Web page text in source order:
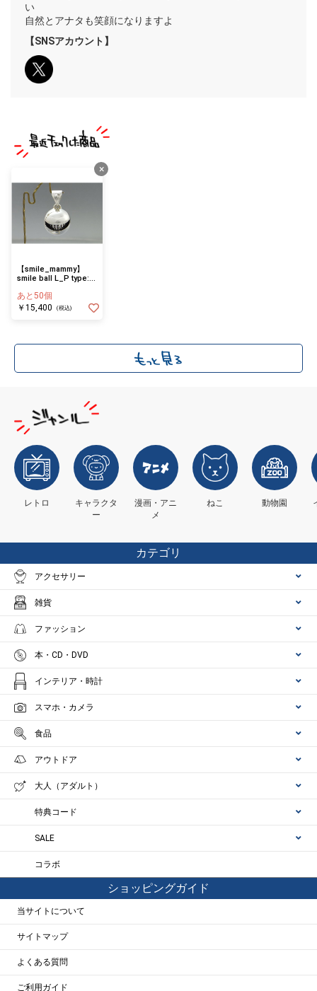
い
自然とアナタも笑顔になりますよ
【SNSアカウント】
×
【smile_mammy】
smile ball L_P type:ﾉ
プ)
あと50個
￥15,400
(税込)
レトロ
キャラクタ
ー
漫画・アニ
メ
ねこ 動物園
カテゴリ
アクセサリー
雑貨
ファッション
本・CD・DVD
インテリア・時計
スマホ・カメラ
食品
アウトドア
大人（アダルト）
特典コード
SALE
コラボ
ショッピングガイド
当サイトについて
サイトマップ
よくある質問
ご利用ガイド